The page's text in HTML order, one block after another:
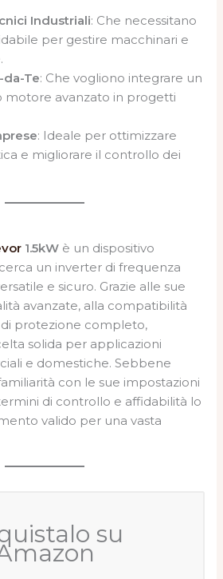
Industriali: Che necessitano
per gestire macchinari e
da-Te: Che vogliono integrare un
motore avanzato in progetti
: Ideale per ottimizzare
e migliorare il controllo dei
1.5kW è un dispositivo
un inverter di frequenza
e sicuro. Grazie alle sue
avanzate, alla compatibilità
di protezione completo,
solida per applicazioni
e domestiche. Sebbene
con le sue impostazioni
di controllo e affidabilità lo
valido per una vasta
su